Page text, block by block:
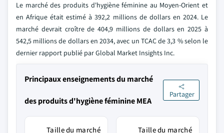
Le marché des produits d'hygiène féminine au Moyen-Orient et
en Afrique était estimé à 392,2 millions de dollars en 2024. Le
marché devrait croître de 404,9 millions de dollars en 2025 à
542,5 millions de dollars en 2034, avec un TCAC de 3,3 % selon le
dernier rapport publié par Global Market Insights Inc.
Principaux enseignements du marché
des produits d'hygiène féminine MEA
Partager
Taille du marché
Taille du marché